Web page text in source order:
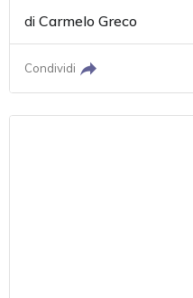
diCarmelo Greco
Condividi